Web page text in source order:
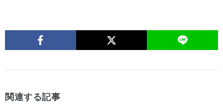
関連する記事